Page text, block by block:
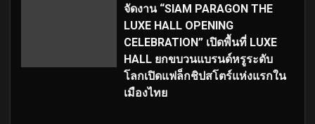
จัดงาน “SIAM PARAGON THE
LUXE HALL OPENING
CELEBRATION” เปิดพื้นที่ LUXE
HALL ยกขบวนแบรนด์หรูระดับ
โลกเปิดแฟล็กชิปสโตร์แห่งแรกใน
เมืองไทย